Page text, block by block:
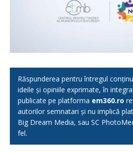
Răspunderea pentru întregul
ideile și opiniile exprimate, în
publicate pe platforma em360.ro
autorilor semnatari și nu implică
Big Dream Media, sau SC
fel.